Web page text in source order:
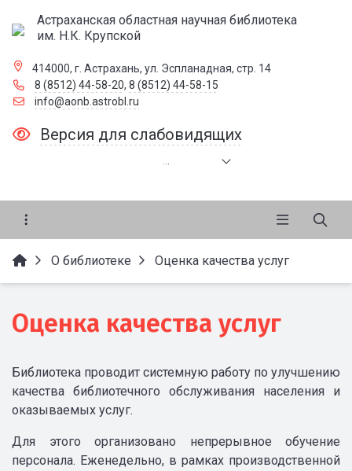
Астраханская областная научная библиотека
им. Н.К. Крупской
414000, г. Астрахань, ул. Эспланадная, стр. 14
8 (8512) 44-58-20, 8 (8512) 44-58-15
info@aonb.astrobl.ru
Версия для слабовидящих
О библиотеке Оценка качества услуг
Оценка качества услуг
Библиотека проводит системную работу по улучшению
качества библиотечного обслуживания населения и
оказываемых услуг.
Для этого организовано непрерывное обучение
персонала. Еженедельно, в рамках производственной